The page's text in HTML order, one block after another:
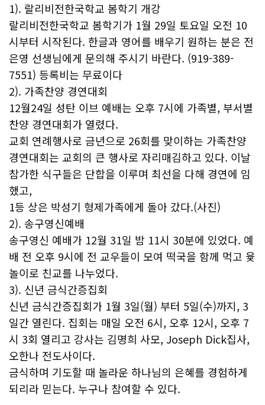
1). 랄리비전한국학교 봄학기 개강
랄리비전한국학교 봄학기가 1월 29일 토요일 오전 10
시부터 시작된다. 한글과 영어를 배우기 원하는 분은 전
은영 선생님에게 문의해 주시기 바란다. (919-389-
7551) 등록비는 무료이다
2). 가족찬양 경연대회
12월24일 성탄 이브 예배는 오후 7시에 가족별, 부서별
찬양 경연대회가 열렸다.
교회 연례행사로 금년으로 26회를 맞이하는 가족찬양
경연대회는 교회의 큰 행사로 자리매김하고 있다. 이날
참가한 식구들은 단합을 이루며 최선을 다해 경연에 임
했고,
1등 상은 박성기 형제가족에게 돌아 갔다.(사진)
2). 송구영신예배
송구영신 예배가 12월 31일 밤 11시 30분에 있었다. 예
배 전 오후 9시에 전 교우들이 모여 떡국을 함께 먹고 윷
놀이로 친교를 나누었다.
3). 신년 금식간증집회
신년 금식간증집회가 1월 3일(월) 부터 5일(수)까지, 3
일간 열린다. 집회는 매일 오전 6시, 오후 12시, 오후 7
시 3회 열리고 강사는 김명희 사모, Joseph Dick집사,
오한나 전도사이다.
금식하며 기도할 때 놀라운 하나님의 은혜를 경험하게
되리라 믿는다. 누구나 참여할 수 있다.